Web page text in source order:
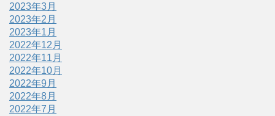
2023年3月
2023年2月
2023年1月
2022年12月
2022年11月
2022年10月
2022年9月
2022年8月
2022年7月